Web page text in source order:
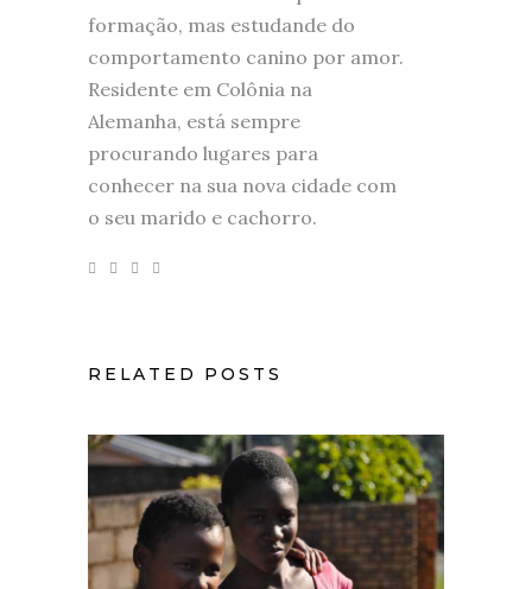
formação, mas estudande do
comportamento canino por amor.
Residente em Colônia na
Alemanha, está sempre
procurando lugares para
conhecer na sua nova cidade com
o seu marido e cachorro.
RELATED POSTS